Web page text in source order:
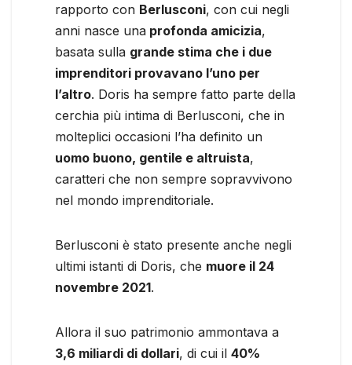
rapporto con Berlusconi, con cui negli
anni nasce una profonda amicizia,
basata sulla grande stima che i due
imprenditori provavano l’uno per
l’altro. Doris ha sempre fatto parte della
cerchia più intima di Berlusconi, che in
molteplici occasioni l’ha definito un
uomo buono, gentile e altruista,
caratteri che non sempre sopravvivono
nel mondo imprenditoriale.
Berlusconi è stato presente anche negli
ultimi istanti di Doris, che muore il 24
novembre 2021.
Allora il suo patrimonio ammontava a
3,6 miliardi di dollari, di cui il 40%